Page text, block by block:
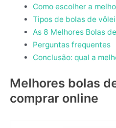
Como escolher a
Tipos de bolas de vôlei
As 8 Melhores Bolas
Perguntas frequentes
Conclusão: qual a
Melhores bolas
comprar online